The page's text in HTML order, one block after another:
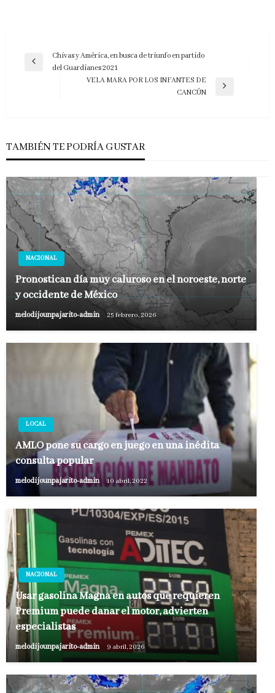
Navegación
Chivas y América, en busca de triunfo en partido
del Guardianes 2021
VELA MARA POR LOS INFANTES DE
CANCÚN
TAMBIÉN TE PODRÍA GUSTAR
NACIONAL
Pronostican día muy caluroso en el noroeste, norte
y occidente de México
melodijounpajarito-admin 25 febrero, 2026
LOCAL
AMLO pone su cargo en juego en una inédita
consulta popular
melodijounpajarito-admin 10 abril, 2022
NACIONAL
Usar gasolina Magna en autos que requieren
Premium puede dañar el motor, advierten
especialistas
melodijounpajarito-admin 9 abril, 2026